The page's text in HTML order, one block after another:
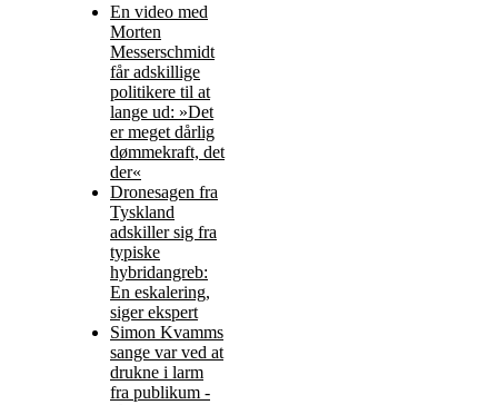
En video med
Morten
Messerschmidt
får adskillige
politikere til at
lange ud: »Det
er meget dårlig
dømmekraft, det
der«
Dronesagen fra
Tyskland
adskiller sig fra
typiske
hybridangreb:
En eskalering,
siger ekspert
Simon Kvamms
sange var ved at
drukne i larm
fra publikum -